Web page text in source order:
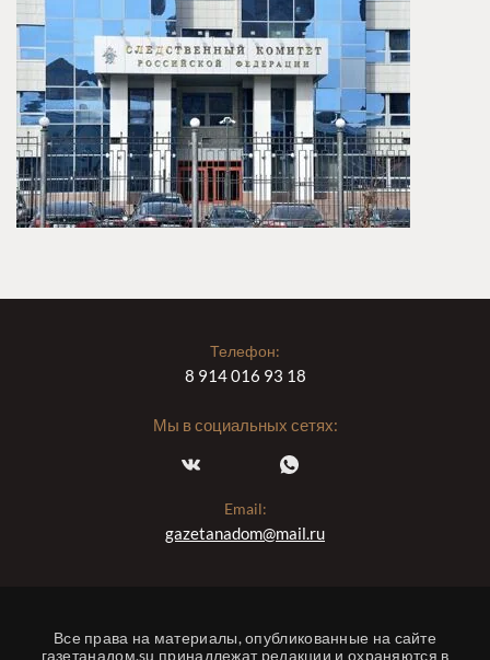
Телефон:
8 914 016 93 18
Мы в социальных сетях:
Email:
gazetanadom@mail.ru
Все права на материалы, опубликованные на сайте
газетанадом.su принадлежат редакции и охраняются в